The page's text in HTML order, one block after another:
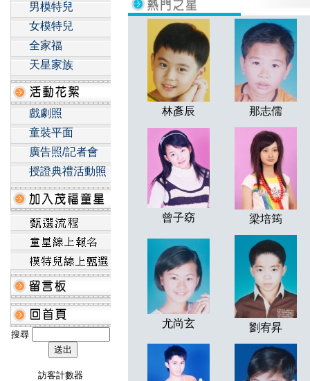
男模特兒
女模特兒
全家福
天星家族
戲劇照
童裝平面
廣告照/記者會
授證典禮活動照
搜尋
訪客計數器
林彥辰 那志儒
曾子窈 梁培筠
尤尚玄 劉宥昇